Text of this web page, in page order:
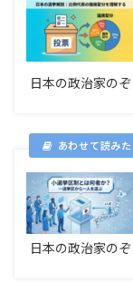
日本の政治家の
日本の政治家の